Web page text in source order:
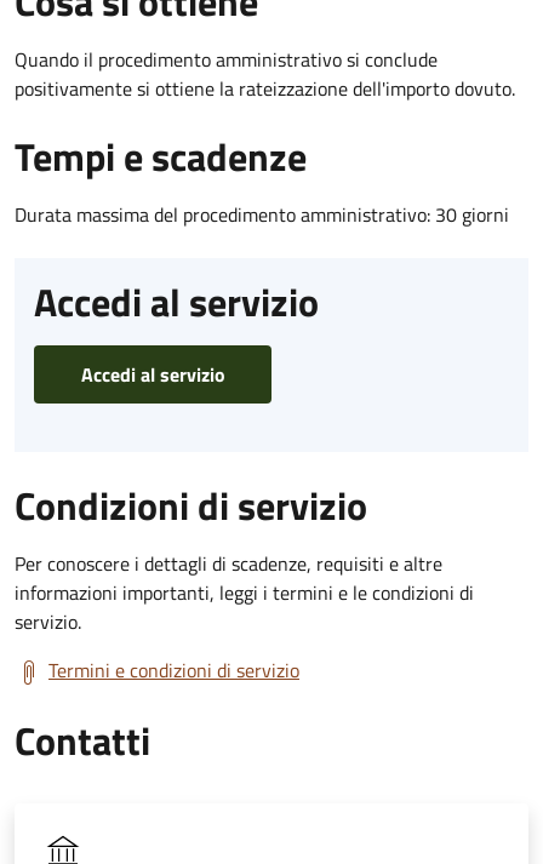
Quando il procedimento amministrativo si conclude
positivamente si ottiene la rateizzazione dell'importo dovuto.
Tempi e scadenze
Durata massima del procedimento amministrativo: 30 giorni
Accedi al servizio
Accedi al servizio
Condizioni di servizio
Per conoscere i dettagli di scadenze, requisiti e altre
informazioni importanti, leggi i termini e le condizioni di
servizio.
Termini e condizioni di servizio
Contatti